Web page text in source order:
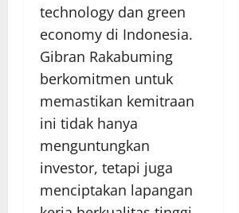
technology dan green
economy di Indonesia.
Gibran Rakabuming
berkomitmen untuk
memastikan kemitraan
ini tidak hanya
menguntungkan
investor, tetapi juga
menciptakan lapangan